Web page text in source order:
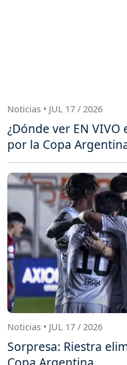
Noticias • JUL 17 / 2026
¿Dónde ver EN VIVO
por la Copa
Noticias • JUL 17 / 2026
Sorpresa: Riestra